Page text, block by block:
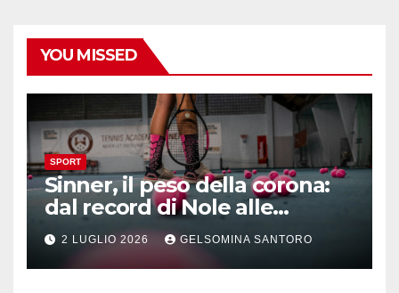
YOU MISSED
SPORT
Sinner, il peso della corona:
dal record di Nole alle
maratone di Wimbledon
2 LUGLIO 2026 GELSOMINA SANTORO